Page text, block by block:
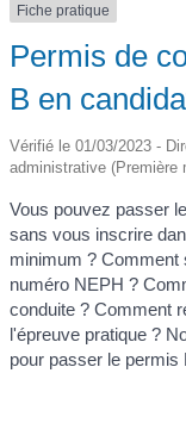
Fiche pratique
Permis de
B en
Vérifié le 01/03/2023 -
administrative (Première
Vous pouvez passer le
sans vous inscrire
minimum ? Comment
numéro NEPH ?
conduite ? Comment
l'épreuve pratique ?
pour passer le permis